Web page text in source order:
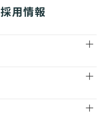
採用情報